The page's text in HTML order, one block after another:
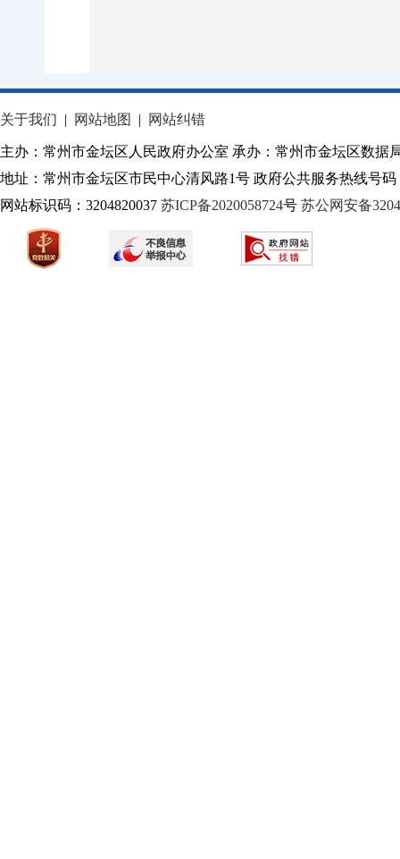
关于我们 | 网站地图 | 网站纠错
主办：常州市金坛区人民政府办公室 承办：常州市金坛区数据
地址：常州市金坛区市民中心清风路1号 政府公共服务热线号码
网站标识码：3204820037 苏ICP备2020058724号 苏公网安备